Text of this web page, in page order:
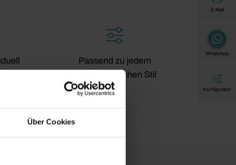
Über Cookies
Passend zu jedem
architektonischen Stil
E-Mail
WhatsApp
Konfigurator